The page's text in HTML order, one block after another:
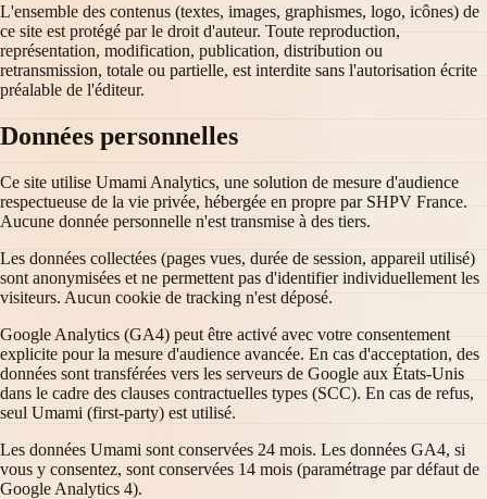
L'ensemble des contenus (textes, images, graphismes, logo, icônes) de
ce site est protégé par le droit d'auteur. Toute reproduction,
représentation, modification, publication, distribution ou
retransmission, totale ou partielle, est interdite sans l'autorisation écrite
préalable de l'éditeur.
Données personnelles
Ce site utilise Umami Analytics, une solution de mesure d'audience
respectueuse de la vie privée, hébergée en propre par SHPV France.
Aucune donnée personnelle n'est transmise à des tiers.
Les données collectées (pages vues, durée de session, appareil utilisé)
sont anonymisées et ne permettent pas d'identifier individuellement les
visiteurs. Aucun cookie de tracking n'est déposé.
Google Analytics (GA4) peut être activé avec votre consentement
explicite pour la mesure d'audience avancée. En cas d'acceptation, des
données sont transférées vers les serveurs de Google aux États-Unis
dans le cadre des clauses contractuelles types (SCC). En cas de refus,
seul Umami (first-party) est utilisé.
Les données Umami sont conservées 24 mois. Les données GA4, si
vous y consentez, sont conservées 14 mois (paramétrage par défaut de
Google Analytics 4).